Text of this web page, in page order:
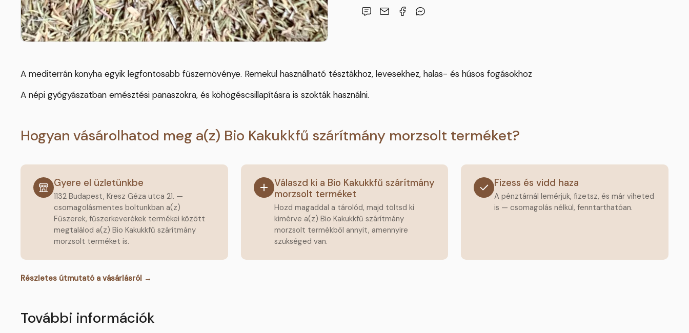
A mediterrán konyha egyik legfontosabb fűszernövénye. Remekül használható tésztákhoz, levesekhez, halas- és húsos fogásokhoz
A népi gyógyászatban emésztési panaszokra, és köhögéscsillapításra is szokták használni.
Hogyan vásárolhatod meg a(z) Bio Kakukkfű szárítmány morzsolt terméket?
Gyere el üzletünkbe
1132 Budapest, Kresz Géza utca 21. —
csomagolásmentes boltunkban a(z)
Fűszerek, fűszerkeverékek termékei között
megtalálod a(z) Bio Kakukkfű szárítmány
morzsolt terméket is.
Válaszd ki a Bio Kakukkfű szárítmány
morzsolt terméket
Hozd magaddal a tárolód, majd töltsd ki
kimérve a(z) Bio Kakukkfű szárítmány
morzsolt termékből annyit, amennyire
szükséged van.
Fizess és vidd haza
A pénztárnál lemérjük, fizetsz, és már viheted
is — csomagolás nélkül, fenntarthatóan.
Részletes útmutató a vásárlásról →
További információk